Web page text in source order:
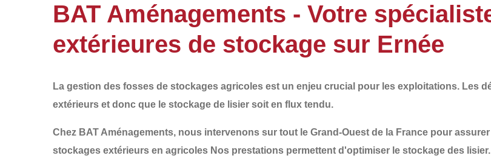
BAT Aménagements - Votre
extérieures de stockage sur Ernée
La gestion des fosses de stockages agricoles est un enjeu crucial pour les exploitations. Les
extérieurs et donc que le stockage de lisier soit en flux tendu.
Chez BAT Aménagements, nous intervenons sur tout le Grand-Ouest de la France pour assurer
stockages extérieurs en agricoles Nos prestations permettent d'optimiser le stockage des lisier.